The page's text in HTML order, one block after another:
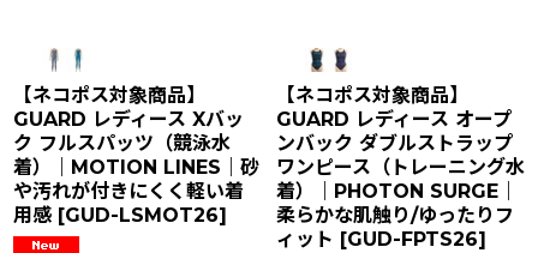
【ネコポス対象商品】
GUARD レディース Xバッ
ク フルスパッツ（競泳水
着）｜MOTION LINES｜砂
や汚れが付きにくく軽い着
用感 [GUD-LSMOT26]
【ネコポス対象商品】
GUARD レディース オープ
ンバック ダブルストラップ
ワンピース（トレーニング水
着）｜PHOTON SURGE｜
柔らかな肌触り/ゆったりフ
ィット [GUD-FPTS26]